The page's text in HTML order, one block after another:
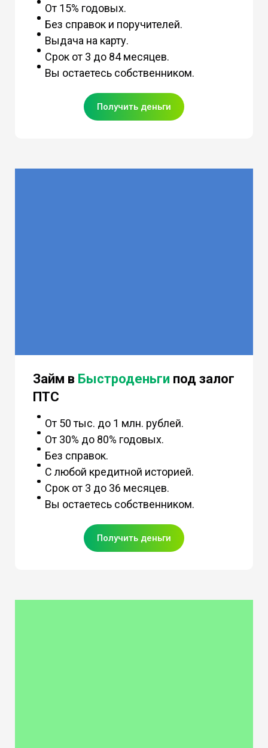
От 15% годовых.
Без справок и поручителей.
Выдача на карту.
Срок от 3 до 84 месяцев.
Вы остаетесь собственником.
Получить деньги
Займ в Быстроденьги под залог
ПТС
От 50 тыс. до 1 млн. рублей.
От 30% до 80% годовых.
Без справок.
С любой кредитной историей.
Срок от 3 до 36 месяцев.
Вы остаетесь собственником.
Получить деньги